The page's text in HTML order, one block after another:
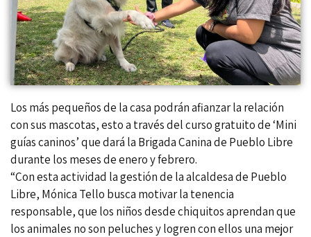
Los más pequeños de la casa podrán afianzar la relación
con sus mascotas, esto a través del curso gratuito de ‘Mini
guías caninos’ que dará la Brigada Canina de Pueblo Libre
durante los meses de enero y febrero.
“Con esta actividad la gestión de la alcaldesa de Pueblo
Libre, Mónica Tello busca motivar la tenencia
responsable, que los niños desde chiquitos aprendan que
los animales no son peluches y logren con ellos una mejor